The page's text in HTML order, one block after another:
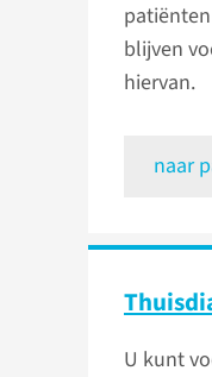
blijven
hiervan.
naar
U kunt